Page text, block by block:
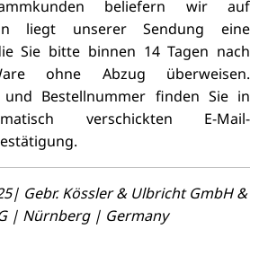
beliefern wir auf
liegt unserer Sendung eine
Sie bitte binnen 14 Tagen nach
ohne Abzug überweisen.
und Bestellnummer finden Sie in
verschickten E-Mail-
Gebr. Kössler & Ulbricht GmbH &
| Nürnberg | Germany